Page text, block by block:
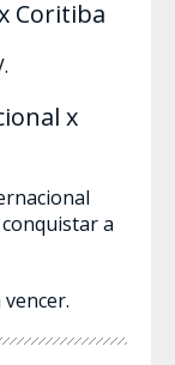
Coritiba
x
a